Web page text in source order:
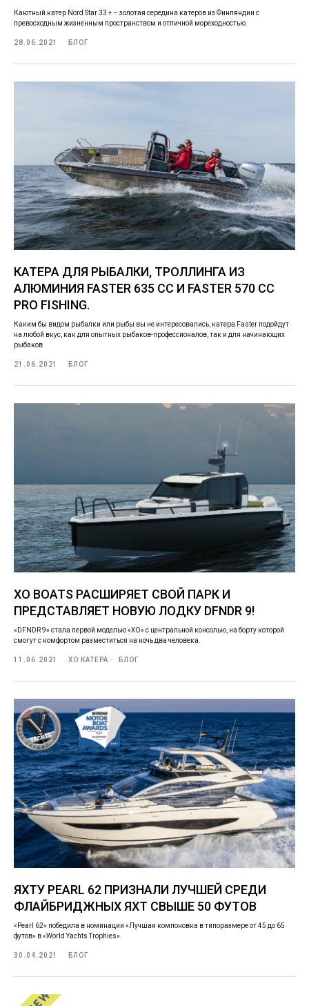
Каютный катер Nord Star 33 + – золотая середина катеров из Финляндии с
превосходным жизненным пространством и отличной мореходностью.
28.06.2021 БЛОГ
КАТЕРА ДЛЯ РЫБАЛКИ, ТРОЛЛИНГА ИЗ
АЛЮМИНИЯ FASTER 635 СС И FASTER 570 CC
PRO FISHING.
Каким бы видом рыбалки или рыбы вы не интересовались, катера Faster подойдут
на любой вкус, как для опытных рыбаков-профессионалов, так и для начинающих
рыбаков
21.06.2021 БЛОГ
XO BOATS РАСШИРЯЕТ СВОЙ ПАРК И
ПРЕДСТАВЛЯЕТ НОВУЮ ЛОДКУ DFNDR 9!
«DFNDR 9» стала первой моделью «XO» с центральной консолью, на борту которой
смогут с комфортом разместиться на ночь два человека.
11.06.2021 ХО КАТЕРА БЛОГ
ЯХТУ PEARL 62 ПРИЗНАЛИ ЛУЧШЕЙ СРЕДИ
ФЛАЙБРИДЖНЫХ ЯХТ СВЫШЕ 50 ФУТОВ
«Pearl 62» победила в номинации «Лучшая компоновка в типоразмере от 45 до 65
футов» в «World Yachts Trophies».
30.04.2021 БЛОГ